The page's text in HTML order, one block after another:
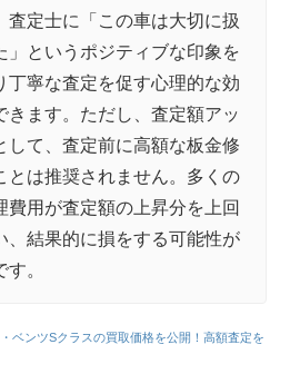
査定士に「この車は大切に扱
」というポジティブな印象を
丁寧な査定を促す心理的な効
きます。ただし、査定額アッ
して、査定前に高額な板金修
とは推奨されません。多くの
費用が査定額の上昇分を上回
、結果的に損をする可能性が
。
ベンツSクラスの買取価格を公開！高額査定を